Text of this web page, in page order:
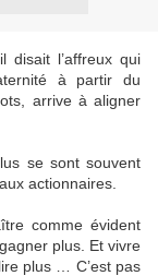
disait l’affreux qui
à partir du
arrive à aligner
se sont souvent
actionnaires.
comme évident
plus. Et vivre
plus … C’est pas